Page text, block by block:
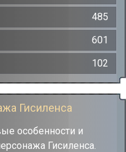
485
601
102
Гисиленса
особенности и
Гисиленса.